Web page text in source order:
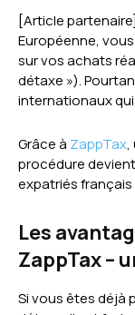
[Article
Européenne,
sur vos achats
détaxe »).
internationaux
Grâce à ZappTax,
procédure
expatriés français
Les
ZappTax –
Si vous êtes déjà